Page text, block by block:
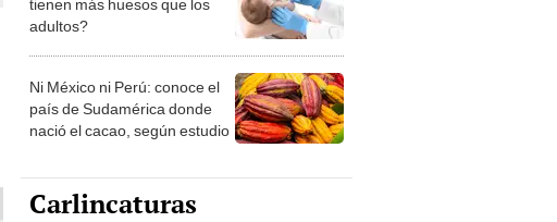
tienen más huesos que los
adultos?
Ni México ni Perú: conoce el
país de Sudamérica donde
nació el cacao, según estudio
Carlincaturas